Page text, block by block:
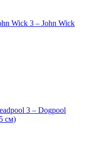
Wick 3 – John Wick
3 – Dogpool
см)